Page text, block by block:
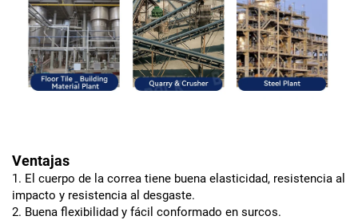
Ventajas
1. El cuerpo de la correa tiene buena elasticidad, resistencia al
impacto y resistencia al desgaste.
2. Buena flexibilidad y fácil conformado en surcos.